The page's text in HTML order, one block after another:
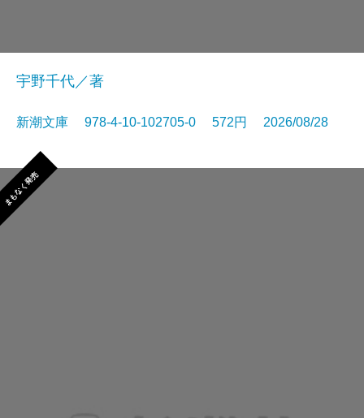
宇野千代／著
新潮文庫 978-4-10-102705-0 572円 2026/08/28
まもなく発売